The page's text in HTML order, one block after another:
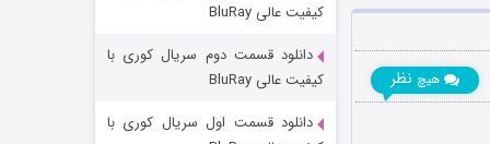
هیچ نظر
کیفیت عالی BluRay
دانلود قسمت دوم سریال کوری با
کیفیت عالی BluRay
دانلود قسمت اول سریال کوری با